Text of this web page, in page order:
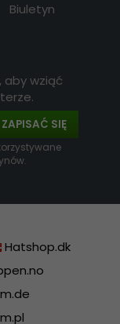
Biuletyn
aby wziąć
ZAPISAĆ SIĘ
Hatshop.dk